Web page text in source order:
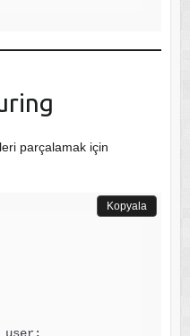
parçalamak için
Kopyala